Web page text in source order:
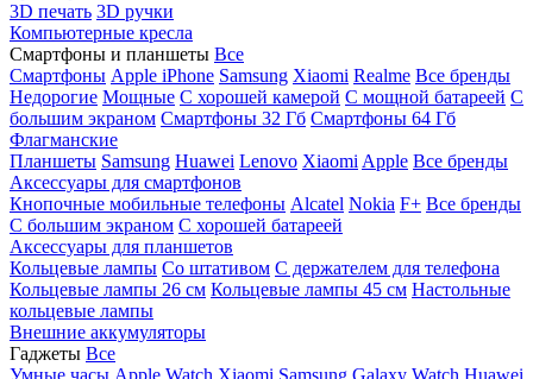
3D печать 3D ручки
Компьютерные кресла
Смартфоны и планшеты Все
Смартфоны Apple iPhone Samsung Xiaomi Realme Все бренды
Недорогие Мощные С хорошей камерой С мощной батареей С
большим экраном Смартфоны 32 Гб Смартфоны 64 Гб
Флагманские
Планшеты Samsung Huawei Lenovo Xiaomi Apple Все бренды
Аксессуары для смартфонов
Кнопочные мобильные телефоны Alcatel Nokia F+ Все бренды
С большим экраном С хорошей батареей
Аксессуары для планшетов
Кольцевые лампы Со штативом C держателем для телефона
Кольцевые лампы 26 см Кольцевые лампы 45 см Настольные
кольцевые лампы
Внешние аккумуляторы
Гаджеты Все
Умные часы Apple Watch Xiaomi Samsung Galaxy Watch Huawei